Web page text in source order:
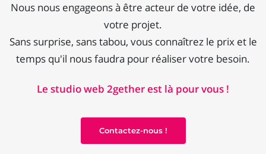
Nous nous engageons à être acteur de votre idée, de
votre projet.
Sans surprise, sans tabou, vous connaîtrez le prix et le
temps qu'il nous faudra pour réaliser votre besoin.
Le studio web 2gether est là pour vous !
Contactez-nous !